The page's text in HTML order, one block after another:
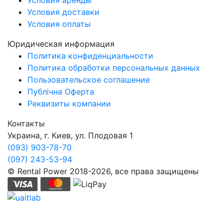
Условия доставки
Условия оплаты
Юридическая информация
Политика конфиденциальности
Политика обработки персональных данных
Пользовательское соглашение
Публічна Оферта
Реквизиты компании
Контакты
Украина, г. Киев, ул. Плодовая 1
(093) 903-78-70
(097) 243-53-94
© Rental Power 2018-2026, все права защищены